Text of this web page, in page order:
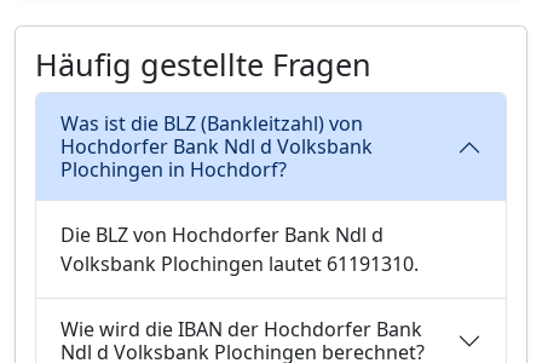
Häufig gestellte Fragen
Was ist die BLZ (Bankleitzahl) von
Hochdorfer Bank Ndl d Volksbank
Plochingen in Hochdorf?
Die BLZ von Hochdorfer Bank Ndl d
Volksbank Plochingen lautet 61191310.
Wie wird die IBAN der Hochdorfer Bank
Ndl d Volksbank Plochingen berechnet?